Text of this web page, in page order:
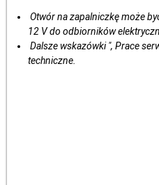
Otwór na zapalniczkę może
12 V do odbiorników
Dalsze wskazówki ", Prace
techniczne.